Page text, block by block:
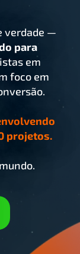
verdade —
para
em
foco em
projetos.